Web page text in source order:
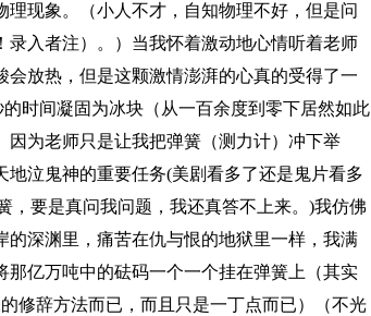
现象。（小人不才，自知物理不好，但是问
入者注）。）当我怀着激动地心情听着老师
放热，但是这颗激情澎湃的心真的受得了一
时间凝固为冰块（从一百余度到零下居然如此
为老师只是让我把弹簧（测力计）冲下举
泣鬼神的重要任务(美剧看多了还是鬼片看多
，要是真问我问题，我还真答不上来。)我仿佛
深渊里，痛苦在仇与恨的地狱里一样，我满
亿万吨中的砝码一个一个挂在弹簧上（其实
修辞方法而已，而且只是一丁点而已）（不光